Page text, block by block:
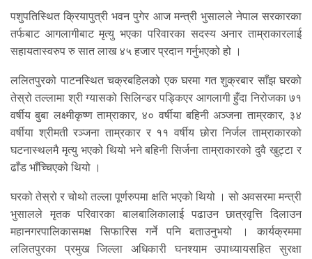
पशुपतिस्थित क्रियापुत्री भवन पुगेर आज मन्त्री भुसालले नेपाल सरकारका
तर्फबाट आगलागीबाट मृत्यु भएका परिवारका सदस्य अनार ताम्राकारलाई
सहायतास्वरुप रु सात लाख ४५ हजार प्रदान गर्नुभएको हो ।
ललितपुरको पाटनस्थित चक्रबहिलको एक घरमा गत शुक्रबार साँझ घरको
तेस्रो तल्लामा श्री ग्यासको सिलिन्डर पड्किएर आगलागी हुँदा निरोजका ७१
वर्षीय बुबा लक्ष्मीकृष्ण ताम्राकार, ४० वर्षीया बहिनी अञ्जना ताम्रकार, ३४
वर्षीया श्रीमती रञ्जना ताम्रकार र ११ वर्षीय छोरा निर्जल ताम्राकारको
घटनास्थलमै मृत्यु भएको थियो भने बहिनी सिर्जना ताम्राकारको दुवै खुट्टा र
ढाँड भाँच्चिएको थियो ।
घरको तेस्रो र चोथो तल्ला पूर्णरुपमा क्षति भएको थियो । सो अवसरमा मन्त्री
भुसालले मृतक परिवारका बालबालिकालाई पढाउन छात्रवृत्ति दिलाउन
महानगरपालिकासमक्ष सिफारिस गर्ने पनि बताउनुभयो । कार्यक्रममा
ललितपुरका प्रमुख जिल्ला अधिकारी घनश्याम उपाध्यायसहित सुरक्षा